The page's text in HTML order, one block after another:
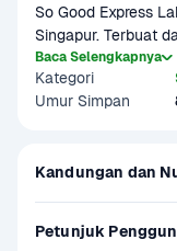
So Good Express
Singapur. Terbuat
lembut dan gurih.
lengkap dengan
Baca Selengkapnya
Kategori
Umur Simpan
Kandungan dan
Petunjuk